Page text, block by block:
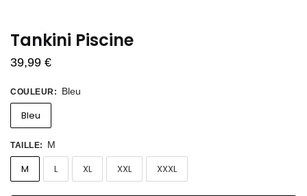
Tankini Piscine
39,99 €
COULEUR: Bleu
Bleu
TAILLE: M
M L XL XXL XXXL